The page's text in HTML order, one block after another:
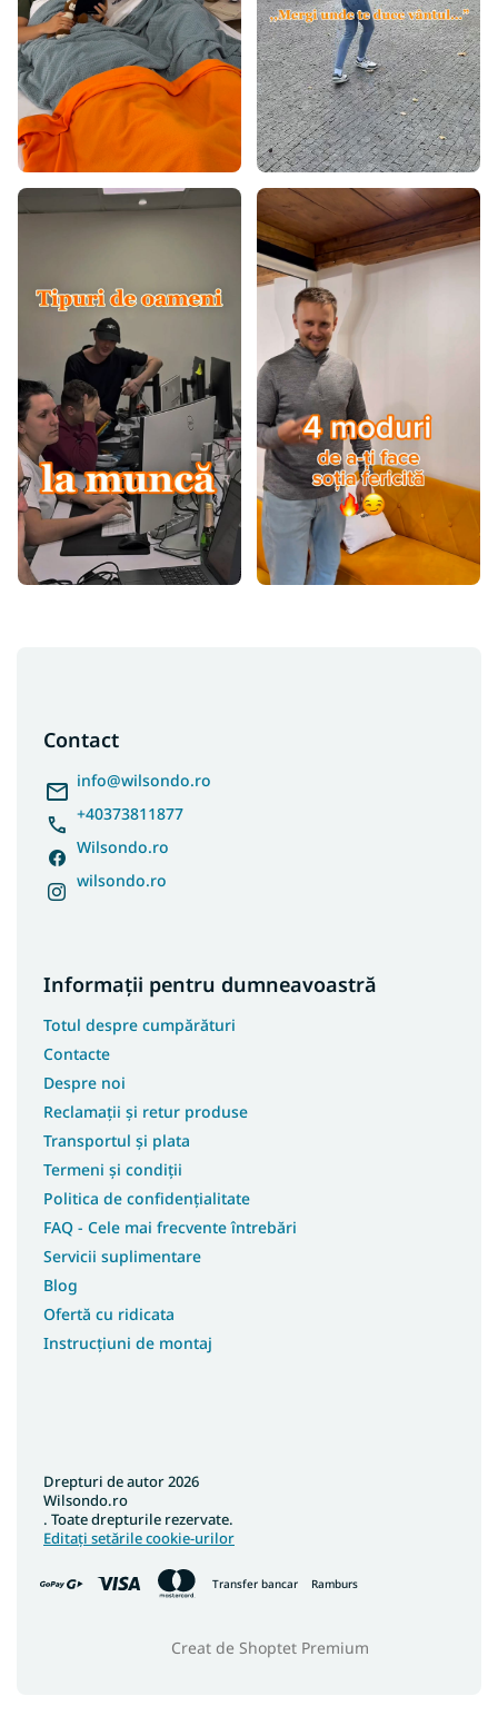
Contact
info@wilsondo.ro
+40373811877
Wilsondo.ro
wilsondo.ro
Informații pentru dumneavoastră
Totul despre cumpărături
Contacte
Despre noi
Reclamații și retur produse
Transportul și plata
Termeni și condiții
Politica de confidențialitate
FAQ - Cele mai frecvente întrebări
Servicii suplimentare
Blog
Ofertă cu ridicata
Instrucțiuni de montaj
Transfer bancar Ramburs
Creat de Shoptet Premium
Drepturi de autor 2026
Wilsondo.ro
. Toate drepturile rezervate.
Editați setările cookie-urilor